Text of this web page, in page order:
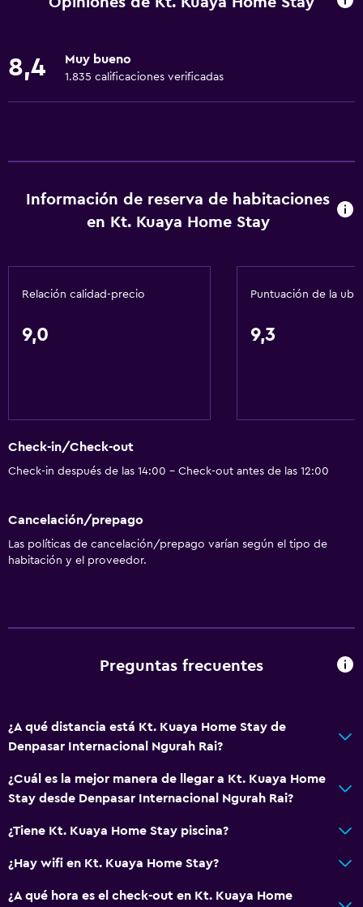
Toallas
Aseo
Papel higiénico
Baño privado
Zona de estar
Vista a la piscina
Piscina y spa
Piscina con vista
Piscina al aire libre
Servicio de traslado (cargo adicional)
Comedor
Desayuno en la habitación
La comida se puede entregar en el alojamiento
8,4 Muy bueno
1.835 calificaciones verificadas
Información de reserva de habitaciones
en Kt. Kuaya Home Stay
Relación calidad-precio
9,0
Puntuación de la
9,3
Check-in/Check-out
Check-in después de las 14:00 - Check-out antes de las 12:00
Cancelación/prepago
Las políticas de cancelación/prepago varían según el tipo de
habitación y el proveedor.
Preguntas frecuentes
¿A qué distancia está Kt. Kuaya Home Stay de
Denpasar Internacional Ngurah Rai?
¿Cuál es la mejor manera de llegar a Kt. Kuaya Home
Stay desde Denpasar Internacional Ngurah Rai?
¿Tiene Kt. Kuaya Home Stay piscina?
¿Hay wifi en Kt. Kuaya Home Stay?
¿A qué hora es el check-out en Kt. Kuaya Home